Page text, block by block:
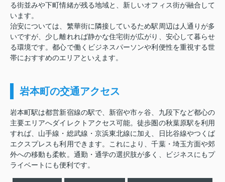
る街並みや下町情緒が残る地域と、新しいオフィス街が融合して
います。
治安については、繁華街に隣接しているため駅周辺は人通りが多
いですが、少し離れれば静かな住宅街が広がり、安心して暮らせ
る環境です。都心で働くビジネスパーソンや利便性を重視する世
帯におすすめのエリアといえます。
岩本町の交通アクセス
岩本町駅は都営新宿線の駅で、新宿や市ヶ谷、九段下など都心の
主要エリアへダイレクトアクセス可能。徒歩圏の秋葉原駅を利用
すれば、山手線・総武線・京浜東北線に加え、日比谷線やつくば
エクスプレスも利用できます。これにより、千葉・埼玉方面や郊
外への移動も柔軟。通勤・通学の選択肢が多く、ビジネスにもプ
ライベートにも便利です。